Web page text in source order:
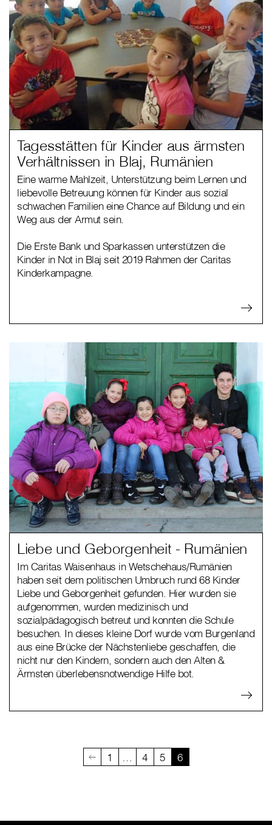
Tagesstätten für Kinder aus ärmsten
Verhältnissen in Blaj, Rumänien
Eine warme Mahlzeit, Unterstützung beim Lernen und
liebevolle Betreuung können für Kinder aus sozial
schwachen Familien eine Chance auf Bildung und ein
Weg aus der Armut sein.
Die Erste Bank und Sparkassen unterstützen die
Kinder in Not in Blaj seit 2019 Rahmen der Caritas
Kinderkampagne.
Liebe und Geborgenheit - Rumänien
Im Caritas Waisenhaus in Wetschehaus/Rumänien
haben seit dem politischen Umbruch rund 68 Kinder
Liebe und Geborgenheit gefunden. Hier wurden sie
aufgenommen, wurden medizinisch und
sozialpädagogisch betreut und konnten die Schule
besuchen. In dieses kleine Dorf wurde vom Burgenland
aus eine Brücke der Nächstenliebe geschaffen, die
nicht nur den Kindern, sondern auch den Alten &
Ärmsten überlebensnotwendige Hilfe bot.
1 … 4 5 6